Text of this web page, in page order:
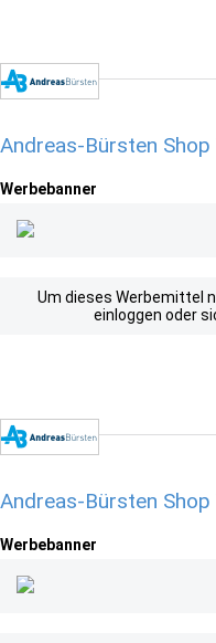
Andreas-Bürsten
Werbebanner
Um dieses Werbemittel
einloggen oder
Andreas-Bürsten
Werbebanner